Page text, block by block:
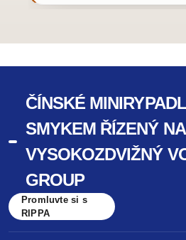
ČÍNSKÉ
SMYKEM ŘÍZENÝ
VYSOKOZDVIŽNÝ
GROUP
Promluvte si s
RIPPA